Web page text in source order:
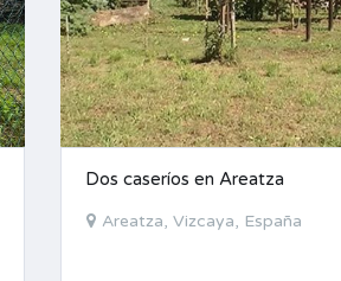
Dos caseríos en Areatza
Areatza, Vizcaya, España